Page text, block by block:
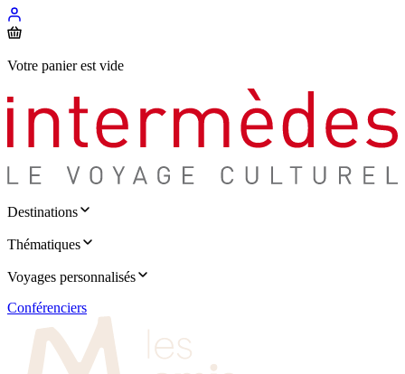
Votre panier est vide
Destinations
Thématiques
Voyages personnalisés
Conférenciers